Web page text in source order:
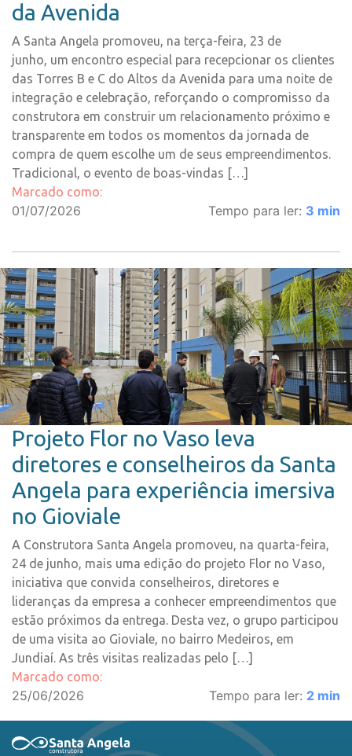
da Avenida
A Santa Angela promoveu, na terça-feira, 23 de
junho, um encontro especial para recepcionar os clientes
das Torres B e C do Altos da Avenida para uma noite de
integração e celebração, reforçando o compromisso da
construtora em construir um relacionamento próximo e
transparente em todos os momentos da jornada de
compra de quem escolhe um de seus empreendimentos.
Tradicional, o evento de boas-vindas […]
Marcado como:
01/07/2026 Tempo para ler: 3 min
Projeto Flor no Vaso leva
diretores e conselheiros da Santa
Angela para experiência imersiva
no Gioviale
A Construtora Santa Angela promoveu, na quarta-feira,
24 de junho, mais uma edição do projeto Flor no Vaso,
iniciativa que convida conselheiros, diretores e
lideranças da empresa a conhecer empreendimentos que
estão próximos da entrega. Desta vez, o grupo participou
de uma visita ao Gioviale, no bairro Medeiros, em
Jundiaí. As três visitas realizadas pelo […]
Marcado como:
25/06/2026 Tempo para ler: 2 min